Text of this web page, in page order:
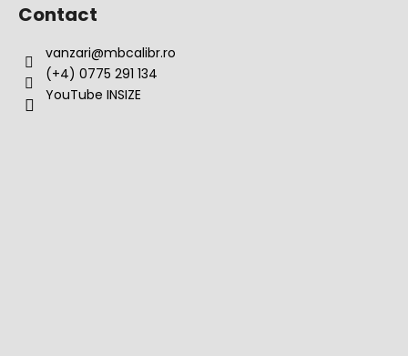
Contact
vanzari@mbcalibr.ro
(+4) 0775 291 134
YouTube INSIZE